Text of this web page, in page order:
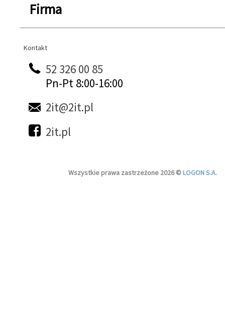
Firma
Kontakt
Kontakt
52 326 00 85
Pn-Pt 8:00-16:00
2it@2it.pl
2it.pl
Wszystkie prawa zastrzeżone 2026 ©LOGON S.A.